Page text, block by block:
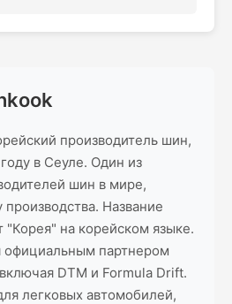
производитель шин,
в Сеуле. Один из
шин в мире,
Название
"Корея" на корейском языке.
официальным партнером
DTM и Formula Drift.
легковых автомобилей,